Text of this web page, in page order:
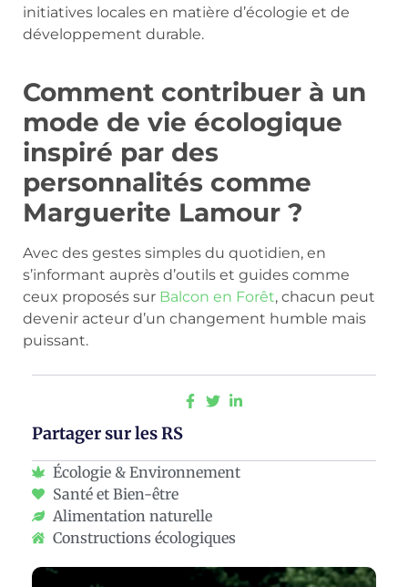
initiatives locales en matière d’écologie et de
développement durable.
Comment contribuer à un
mode de vie écologique
inspiré par des
personnalités comme
Marguerite Lamour ?
Avec des gestes simples du quotidien, en
s’informant auprès d’outils et guides comme
ceux proposés sur Balcon en Forêt, chacun peut
devenir acteur d’un changement humble mais
puissant.
Partager sur les RS
Écologie & Environnement
Santé et Bien-être
Alimentation naturelle
Constructions écologiques